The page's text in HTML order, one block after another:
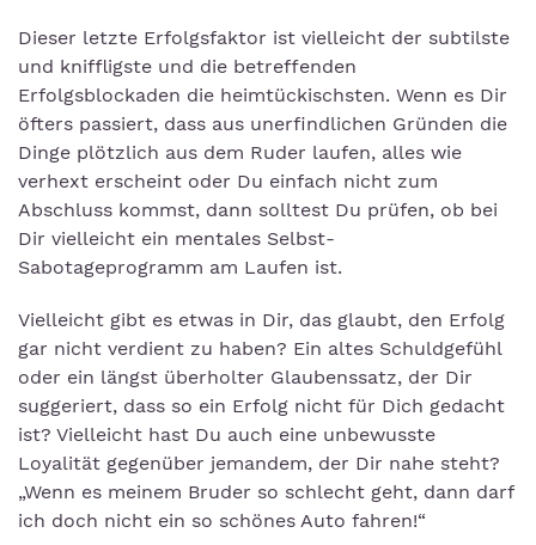
Dieser letzte Erfolgsfaktor ist vielleicht der subtilste
und kniffligste und die betreffenden
Erfolgsblockaden die heimtückischsten. Wenn es Dir
öfters passiert, dass aus unerfindlichen Gründen die
Dinge plötzlich aus dem Ruder laufen, alles wie
verhext erscheint oder Du einfach nicht zum
Abschluss kommst, dann solltest Du prüfen, ob bei
Dir vielleicht ein mentales Selbst-
Sabotageprogramm am Laufen ist.
Vielleicht gibt es etwas in Dir, das glaubt, den Erfolg
gar nicht verdient zu haben? Ein altes Schuldgefühl
oder ein längst überholter Glaubenssatz, der Dir
suggeriert, dass so ein Erfolg nicht für Dich gedacht
ist? Vielleicht hast Du auch eine unbewusste
Loyalität gegenüber jemandem, der Dir nahe steht?
„Wenn es meinem Bruder so schlecht geht, dann darf
ich doch nicht ein so schönes Auto fahren!“